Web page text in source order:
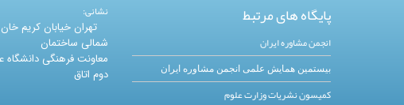
پایگاه های مرتبط
انجمن مشاوره ایران
بیستمین همایش علمی انجمن مشاوره ایران
کمیسون نشریات وزارت علوم
نشانی:
تهران خیابان کریم
شمالی ساختمان
معاونت فرهنگی دانشگاه
دوم اتاق